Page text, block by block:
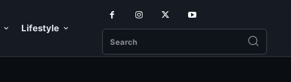
Lifestyle
Search